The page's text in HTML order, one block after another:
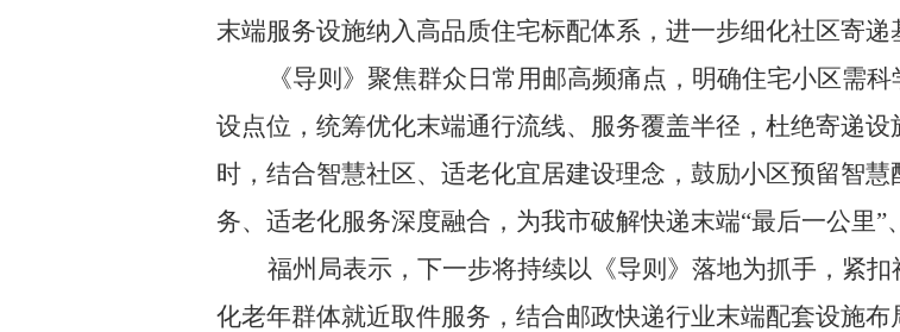
末端服务设施纳入高品质住宅标配体系，进一步细化社区寄递
《导则》聚焦群众日常用邮高频痛点，明确住宅小区需
设点位，统筹优化末端通行流线、服务覆盖半径，杜绝寄递
时， 结合智慧社区、适老化宜居建设理念，鼓励小区预留智
务、适老化服务深度融合，为我市破解快递末端“最后一公里”
福州 局表示， 下一步将持续以《导则》落地为抓手，紧
化老年群体就近取件服务， 结合邮政快递行业末端配套设施布